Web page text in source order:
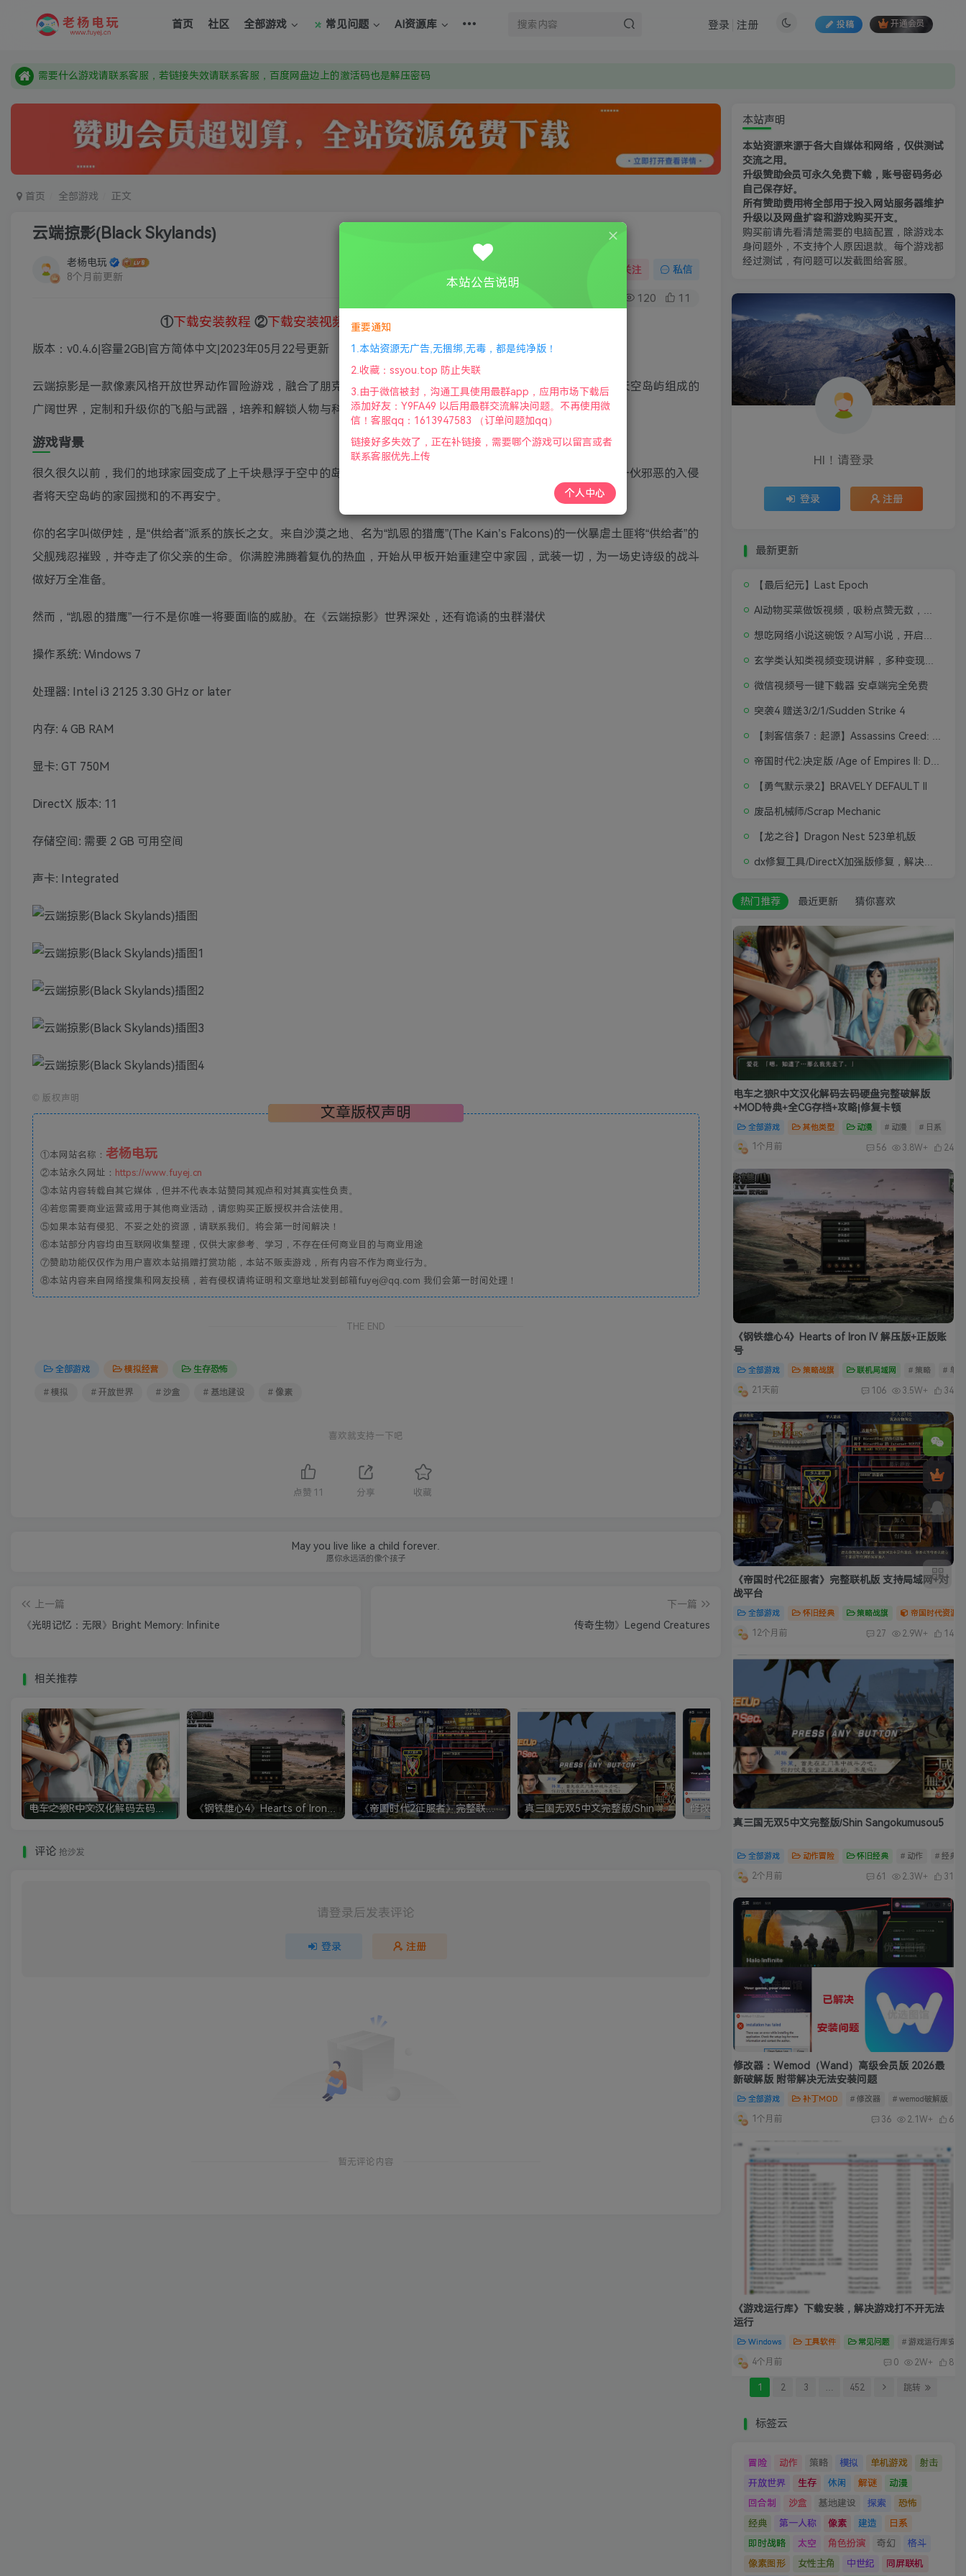
首页 社区 全部游戏 常见问题 AI资源库 投稿 开通会员
登录 注册
本站资源来自网络搜集，如有侵权，请联系删除：fuyej@qq.com 附上证书和内容链接
需要什么游戏请联系客服，若链接失效请联系客服，百度网盘边上的激活码也是解压密码
首页 全部游戏 正文
云端掠影(Black Skylands)
老杨电玩
8个月前更新
关注 私信
120 11
①下载安装教程 ②下载安装视频教程 ③
版本：v0.4.6|容量2GB|官方简体中文|2023年05月22号更新
云端掠影是一款像素风格开放世界动作冒险游戏，融合了朋克飞行、俯视射击、生存冒险、动作沙盒等元素。探索由天空岛屿组成的
广阔世界，定制和升级你的飞船与武器，培养和解锁人物与科技，建造和保护你的空中基地。
游戏背景
很久很久以前，我们的地球家园变成了上千块悬浮于空中的岛屿。在新世界当中，阿斯派雅的人民和平地生活，直到一伙邪恶的入侵
者将天空岛屿的家园搅和的不再安宁。
你的名字叫做伊娃，是“供给者”派系的族长之女。来自沙漠之地、名为“凯恩的猎鹰”(The Kain’s Falcons)的一伙暴虐土匪将“供给者”的
父舰残忍摧毁，并夺走了你父亲的生命。你满腔沸腾着复仇的热血，开始从甲板开始重建空中家园，武装一切，为一场史诗级的战斗
做好万全准备。
然而，“凯恩的猎鹰”一行不是你唯一将要面临的威胁。在《云端掠影》世界深处，还有诡谲的虫群潜伏
操作系统: Windows 7
处理器: Intel i3 2125 3.30 GHz or later
内存: 4 GB RAM
显卡: GT 750M
DirectX 版本: 11
存储空间: 需要 2 GB 可用空间
声卡: Integrated
© 版权声明
文章版权声明
①本网站名称： 老杨电玩
②本站永久网址： https://www.fuyej.cn
③本站内容转载自其它媒体，但并不代表本站赞同其观点和对其真实性负责。
④若您需要商业运营或用于其他商业活动，请您购买正版授权并合法使用。
⑤如果本站有侵犯、不妥之处的资源，请联系我们。将会第一时间解决！
⑥本站部分内容均由互联网收集整理，仅供大家参考、学习，不存在任何商业目的与商业用途
⑦赞助功能仅仅作为用户喜欢本站捐赠打赏功能，本站不贩卖游戏，所有内容不作为商业行为。
⑧本站内容来自网络搜集和网友投稿，若有侵权请将证明和文章地址发到邮箱fuyej@qq.com 我们会第一时间处理！
THE END
全部游戏 模拟经营 生存恐怖
# 模拟 # 开放世界 # 沙盒 # 基地建设 # 像素
喜欢就支持一下吧
点赞 11 分享 收藏
May you live like a child forever.
愿你永远活的像个孩子
上一篇
《光明记忆：无限》Bright Memory: Infinite
下一篇
传奇生物》Legend Creatures
相关推荐
《帝国时代2征服者》完整联机版 支持局域网+对战平台 真三国无双5中文完整版/Shin Sangokumusou5 修改器：Wemod（Wand）高级会员版 2026最新破解版 附带解决无法安装问题
评论 抢沙发
请登录后发表评论
登录 注册
暂无评论内容
本站声明
本站资源来源于各大自媒体和网络，仅供测试
交流之用。
升级赞助会员可永久免费下载，账号密码务必
自己保存好。
所有赞助费用将全部用于投入网站服务器维护
升级以及网盘扩容和游戏购买开支。
购买前请先看清楚需要的电脑配置，除游戏本
身问题外，不支持个人原因退款。每个游戏都
经过测试，有问题可以发截图给客服。
HI！请登录
登录 注册
最新更新
【最后纪元】Last Epoch
微信视频号一键下载器 安卓端完全免费
突袭4 赠送3/2/1/Sudden Strike 4
【勇气默示录2】BRAVELY DEFAULT II
废品机械师/Scrap Mechanic
【龙之谷】Dragon Nest 523单机版
热门推荐 最近更新 猜你喜欢
电车之狼R中文汉化解码去码硬盘完整破解版
+MOD特典+全CG存档+攻略|修复卡顿
全部游戏 其他类型 动漫 # 动漫 # 日系
1个月前 56 3.8W+ 24
《钢铁雄心4》Hearts of Iron IV 解压版+正版账
号
全部游戏 策略战旗 联机局域网 # 策略 # 单
21天前 106 3.5W+ 34
《帝国时代2征服者》完整联机版 支持局域网+对
战平台
全部游戏 怀旧经典 策略战旗 帝国时代资源
12个月前 27 2.9W+ 14
真三国无双5中文完整版/Shin Sangokumusou5
全部游戏 动作冒险 怀旧经典 # 动作 # 经典
2个月前 61 2.3W+ 31
修改器：Wemod（Wand）高级会员版 2026最
新破解版 附带解决无法安装问题
全部游戏 补丁MOD # 修改器 # wemod破解版
1个月前 36 2.1W+ 6
《游戏运行库》下载安装，解决游戏打不开无法
运行
Windows 工具软件 常见问题 # 游戏运行库安装
4个月前 0 2W+ 8
1 2 3 … 452 跳转
标签云
冒险 动作 策略 模拟 单机游戏
射击
开放世界
生存 休闲 解谜
动漫
回合制
沙盒 基地建设 探索
恐怖
经典
第一人称 像素 建造
日系
即时战略
太空 角色扮演 奇幻
格斗
像素图形
女性主角 中世纪 同屏联机
本站公告说明
重要通知
1.本站资源无广告,无捆绑,无毒，都是纯净版！
2.收藏：ssyou.top 防止失联
3.由于微信被封，沟通工具使用最群app，应用市场下载后
添加好友：Y9FA49 以后用最群交流解决问题。不再使用微
信！客服qq：1613947583 （订单问题加qq）
链接好多失效了，正在补链接，需要哪个游戏可以留言或者
联系客服优先上传
个人中心